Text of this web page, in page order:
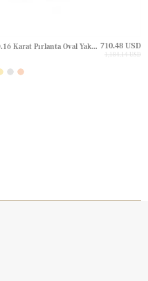
0.16 Karat Pırlanta Oval Yakut Halo Çivili Altın Küpe 710.48 USD
1,184.14 USD